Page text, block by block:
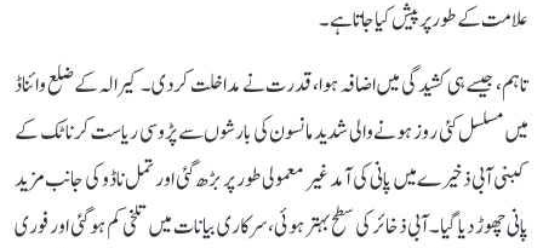
علامت کے طور پر پیش کیا جاتا ہے۔
تاہم، جیسے ہی کشیدگی میں اضافہ ہوا، قدرت نے مداخلت کر دی۔ کیرالہ کے ضلع وائناڈ
میں مسلسل کئی روز ہونے والی شدید مانسون کی بارشوں سے پڑوسی ریاست کرناٹک کے
کبنی آبی ذخیرے میں پانی کی آمد غیر معمولی طور پر بڑھ گئی اور تمل ناڈو کی جانب مزید
پانی چھوڑ دیا گیا۔ آبی ذخائر کی سطح بہتر ہوئی، سرکاری بیانات میں تلخی کم ہو گئی اور فوری